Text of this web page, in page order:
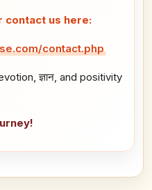
contact us here:
contact.php
ज्ञान, and positivity